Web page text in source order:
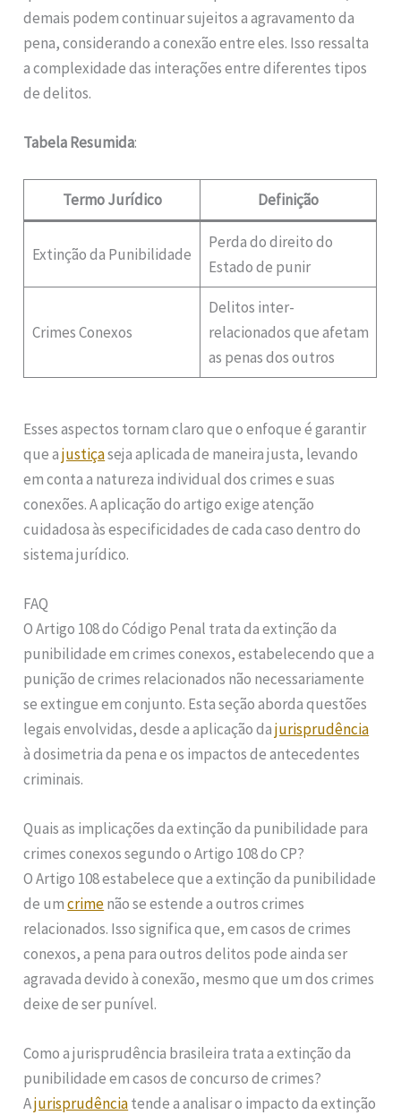
demais podem continuar sujeitos a agravamento da
pena, considerando a conexão entre eles. Isso ressalta
a complexidade das interações entre diferentes tipos
de delitos.
Tabela Resumida:
Termo Jurídico Definição
Extinção da Punibilidade
Perda do direito do
Estado de punir
Crimes Conexos
Delitos inter-
relacionados que afetam
as penas dos outros
Esses aspectos tornam claro que o enfoque é garantir
que ajustiçaseja aplicada de maneira justa, levando
em conta a natureza individual dos crimes e suas
conexões. A aplicação do artigo exige atenção
cuidadosa às especificidades de cada caso dentro do
sistema jurídico.
FAQ
O Artigo 108 do Código Penal trata da extinção da
punibilidade em crimes conexos, estabelecendo que a
punição de crimes relacionados não necessariamente
se extingue em conjunto. Esta seção aborda questões
legais envolvidas, desde a aplicação dajurisprudência
à dosimetria da pena e os impactos de antecedentes
criminais.
Quais as implicações da extinção da punibilidade para
crimes conexos segundo o Artigo 108 do CP?
O Artigo 108 estabelece que a extinção da punibilidade
de umcrimenão se estende a outros crimes
relacionados. Isso significa que, em casos de crimes
conexos, a pena para outros delitos pode ainda ser
agravada devido à conexão, mesmo que um dos crimes
deixe de ser punível.
Como a jurisprudência brasileira trata a extinção da
punibilidade em casos de concurso de crimes?
Ajurisprudênciatende a analisar o impacto da extinção